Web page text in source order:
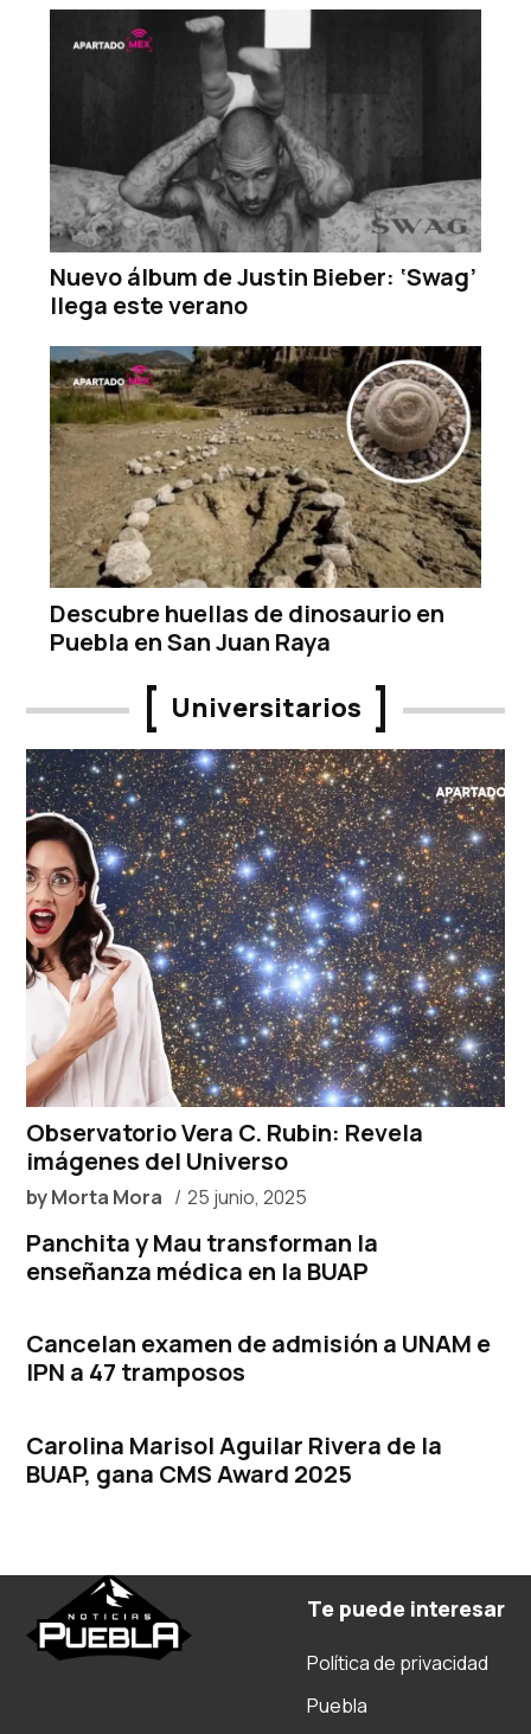
Nuevo álbum de Justin Bieber: ‘Swag’
llega este verano
Descubre huellas de dinosaurio en
Puebla en San Juan Raya
Universitarios
Observatorio Vera C. Rubin: Revela
imágenes del Universo
byMorta Mora 25 junio, 2025
Panchita y Mau transforman la
enseñanza médica en la BUAP
Cancelan examen de admisión a UNAM e
IPN a 47 tramposos
Carolina Marisol Aguilar Rivera de la
BUAP, gana CMS Award 2025
Te puede interesar
Política de privacidad
Puebla